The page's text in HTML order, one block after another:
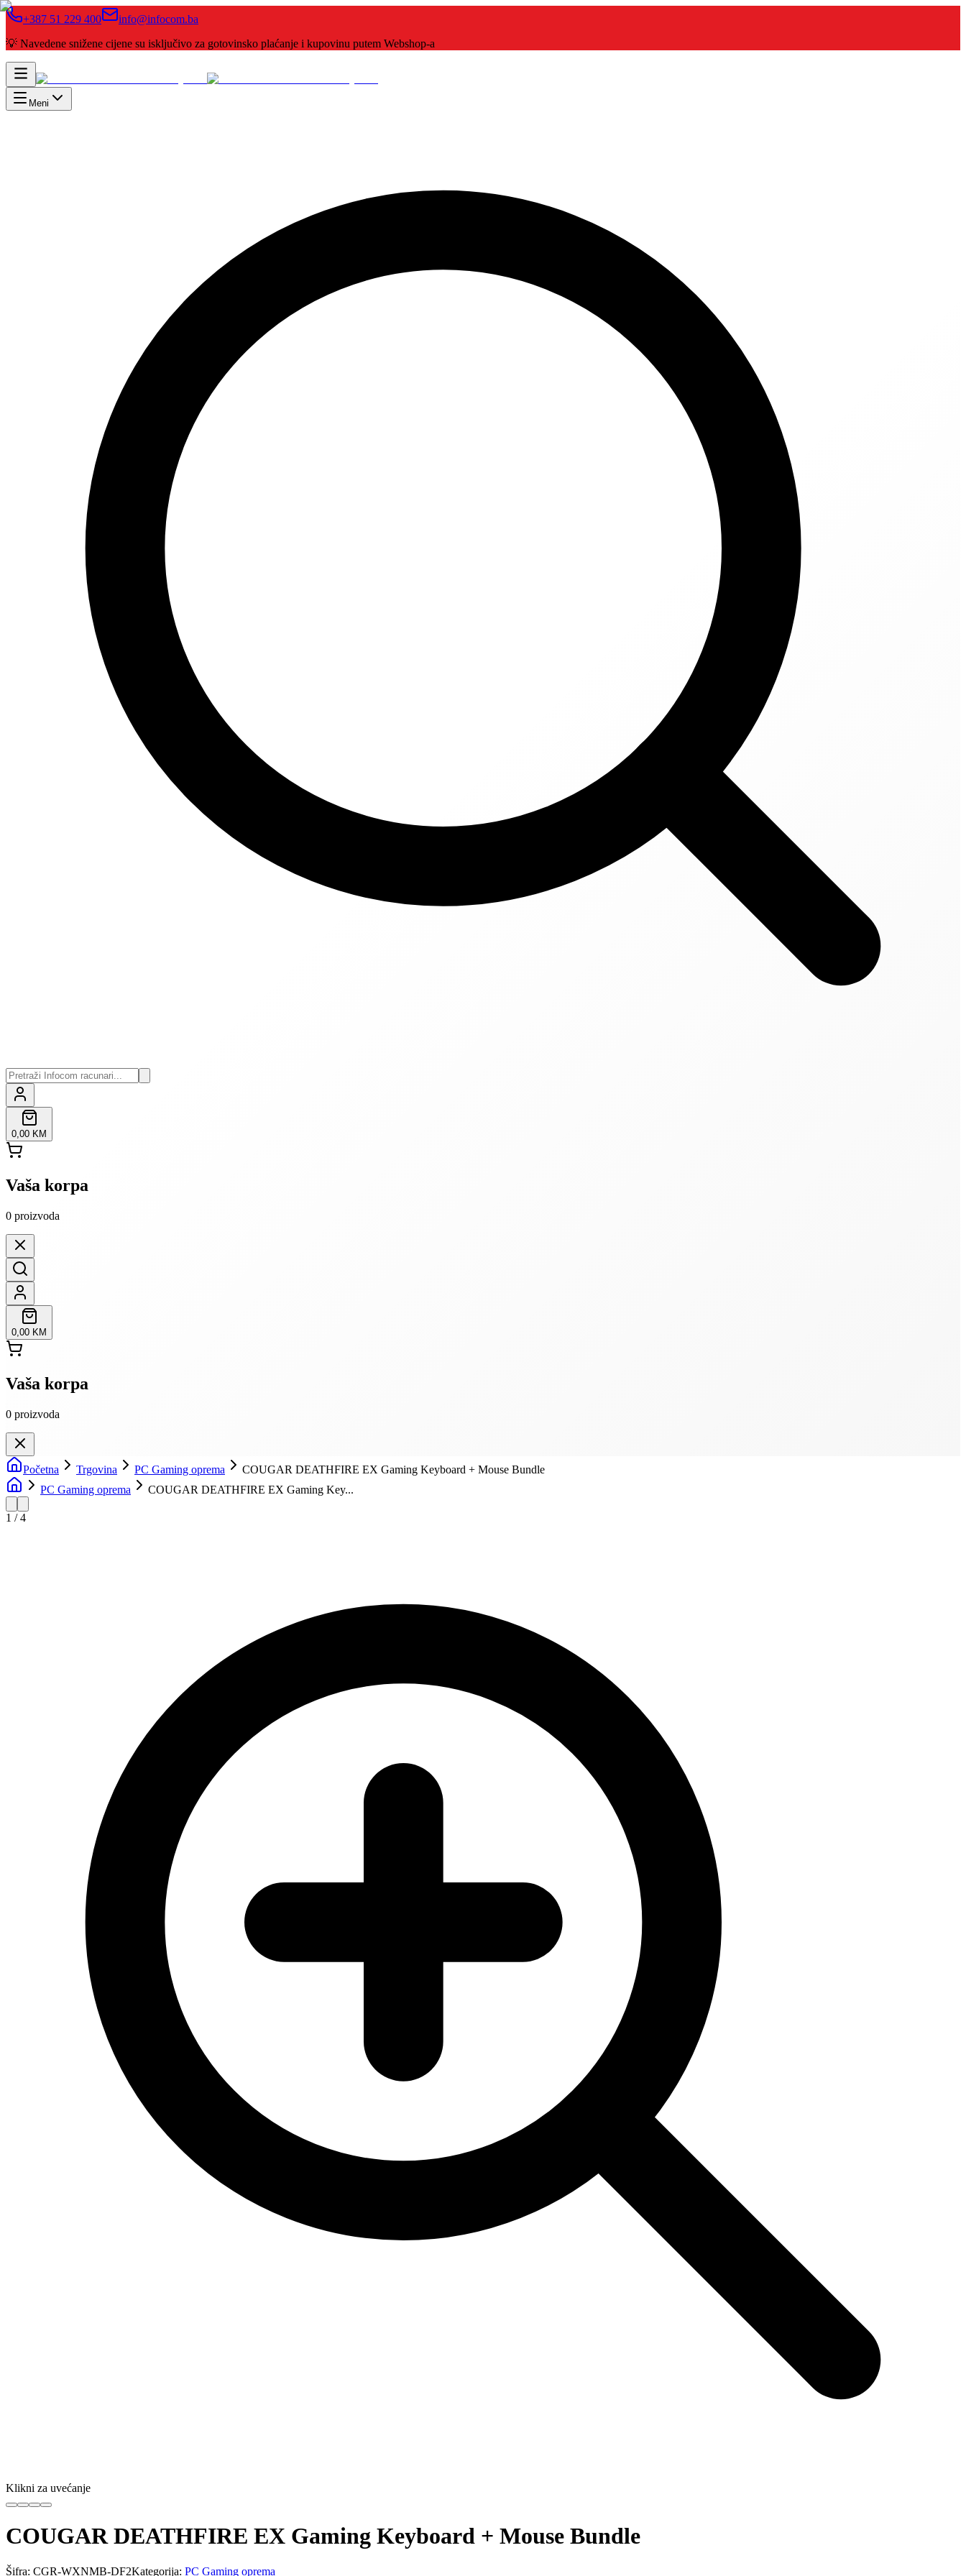
+387 51 229 400
info@infocom.ba
💡 Navedene snižene cijene su isključivo za gotovinsko plaćanje i kupovinu putem Webshop-a
Meni
0,00 KM
Vaša korpa
0 proizvoda
0,00 KM
Vaša korpa
0 proizvoda
Početna Trgovina PC Gaming oprema
COUGAR DEATHFIRE EX Gaming Keyboard + Mouse Bundle
PC Gaming oprema
COUGAR DEATHFIRE EX Gaming Key...
1 /4
Klikni za uvećanje
COUGAR DEATHFIRE EX Gaming Keyboard + Mouse Bundle
Šifra: CGR-WXNMB-DF2Kategorija: PC Gaming oprema